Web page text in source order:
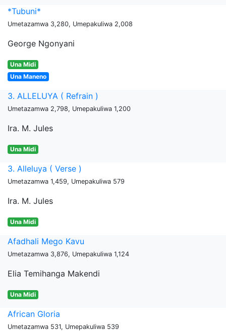
*Tubuni*
Umetazamwa 3,280, Umepakuliwa 2,008
George Ngonyani
Una Midi
Una Maneno
3. ALLELUYA ( Refrain )
Umetazamwa 2,798, Umepakuliwa 1,200
Ira. M. Jules
Una Midi
3. Alleluya ( Verse )
Umetazamwa 1,459, Umepakuliwa 579
Ira. M. Jules
Una Midi
Afadhali Mego Kavu
Umetazamwa 3,876, Umepakuliwa 1,124
Elia Temihanga Makendi
Una Midi
African Gloria
Umetazamwa 531, Umepakuliwa 539